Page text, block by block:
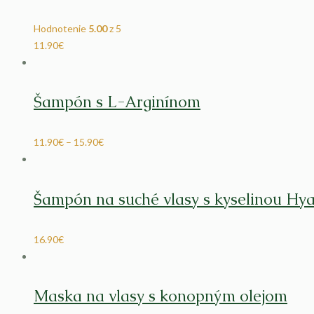
Hodnotenie 5.00z 5
11.90€
Šampón s L-Arginínom
11.90€ – 15.90€
Šampón na suché vlasy s kyselinou
16.90€
Maska na vlasy s konopným olejom